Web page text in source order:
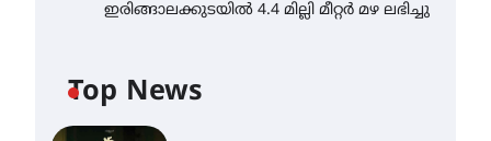
ഇരിങ്ങാലക്കുടയിൽ 4.4 മില്ലി മീറ്റർ മഴ ലഭിച്ചു
Top News